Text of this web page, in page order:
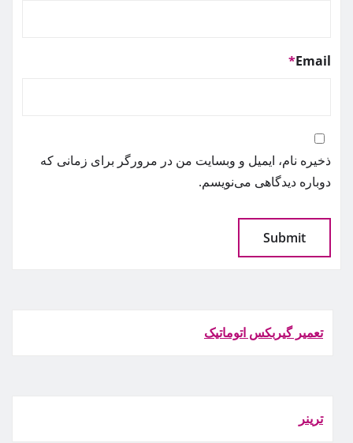
Email
*
ذخیره نام، ایمیل و وبسایت من در مرورگر برای زمانی که
دوباره دیدگاهی می‌نویسم.
تعمیر گیربکس اتوماتیک
ترينر